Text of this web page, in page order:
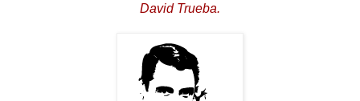
David Trueba.